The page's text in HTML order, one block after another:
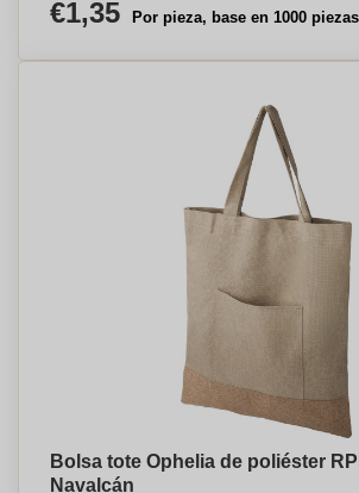
€1,35 Por pieza, base en 1000 piezas
Bolsa tote Ophelia de poliéster
Navalcán